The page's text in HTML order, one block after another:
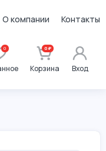
О компании Контакты
0 0 ₽
Корзина Вход